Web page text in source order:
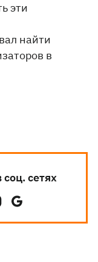
эти
найти
в
сетях